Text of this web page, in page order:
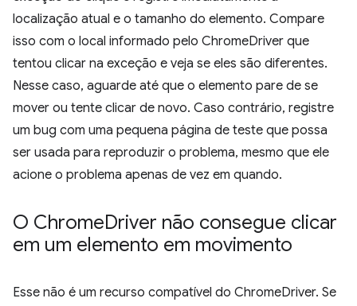
localização atual e o tamanho do elemento. Compare
isso com o local informado pelo ChromeDriver que
tentou clicar na exceção e veja se eles são diferentes.
Nesse caso, aguarde até que o elemento pare de se
mover ou tente clicar de novo. Caso contrário, registre
um bug com uma pequena página de teste que possa
ser usada para reproduzir o problema, mesmo que ele
acione o problema apenas de vez em quando.
O ChromeDriver não consegue clicar
em um elemento em movimento
Esse não é um recurso compatível do ChromeDriver. Se